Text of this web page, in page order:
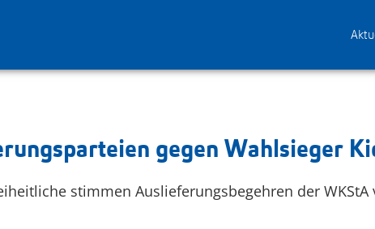
gegen Wahlsieger
stimmen Auslieferungsbegehren der